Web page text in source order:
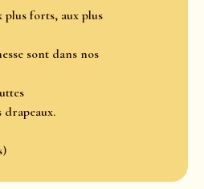
plus forts, aux plus
sont dans nos